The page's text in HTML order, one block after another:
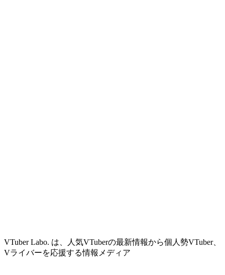
VTuber Labo. は、人気VTuberの最新情報から個人勢VTuber、
Vライバーを応援する情報メディア